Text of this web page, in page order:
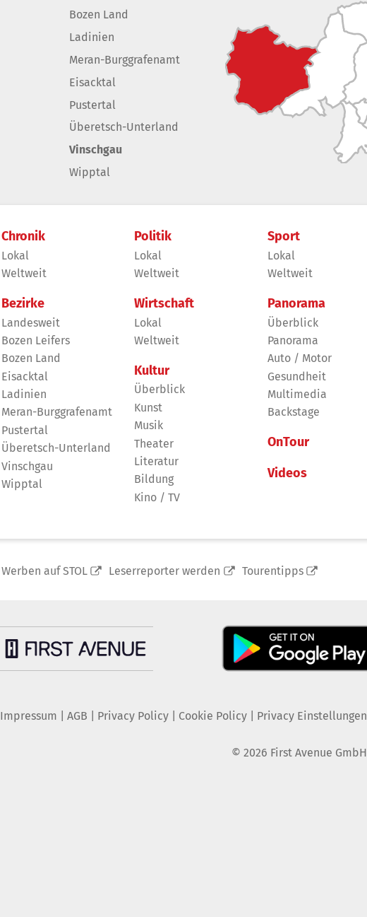
Bozen Land
Ladinien
Meran-Burggrafenamt
Eisacktal
Pustertal
Überetsch-Unterland
Vinschgau
Wipptal
Chronik
Lokal
Weltweit
Bezirke
Landesweit
Bozen Leifers
Bozen Land
Eisacktal
Ladinien
Meran-Burggrafenamt
Pustertal
Überetsch-Unterland
Vinschgau
Wipptal
Politik
Lokal
Weltweit
Wirtschaft
Lokal
Weltweit
Kultur
Überblick
Kunst
Musik
Theater
Literatur
Bildung
Kino / TV
Sport
Lokal
Weltweit
Panorama
Überblick
Panorama
Auto / Motor
Gesundheit
Multimedia
Backstage
OnTour
Videos
Werben auf STOL Leserreporter werden Tourentipps
Impressum AGB Privacy Policy| Cookie Policy| Privacy Einstellungen
© 2026 First Avenue GmbH